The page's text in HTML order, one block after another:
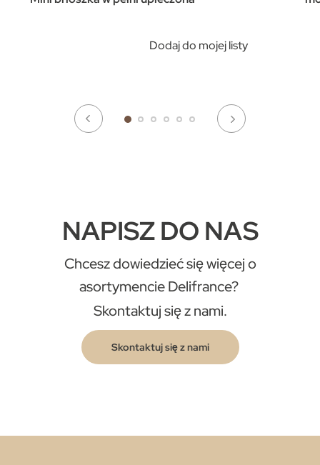
Dodaj do mojej listy
NAPISZ DO NAS
Chcesz dowiedzieć się więcej o
asortymencie Delifrance?
Skontaktuj się z nami.
Skontaktuj się z nami